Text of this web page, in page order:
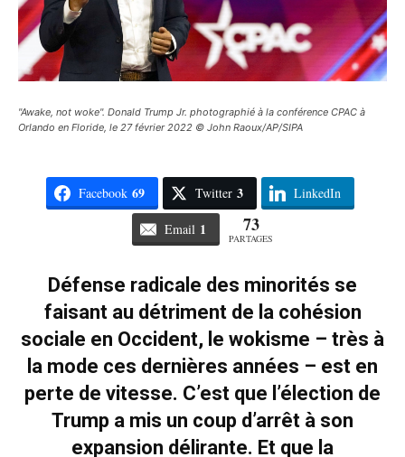
"Awake, not woke". Donald Trump Jr. photographié à la conférence CPAC à
Orlando en Floride, le 27 février 2022 © John Raoux/AP/SIPA
Facebook 69 Twitter 3 LinkedIn
Email 1 73
PARTAGES
Défense radicale des minorités se
faisant au détriment de la cohésion
sociale en Occident, le wokisme – très à
la mode ces dernières années – est en
perte de vitesse. C’est que l’élection de
Trump a mis un coup d’arrêt à son
expansion délirante. Et que la